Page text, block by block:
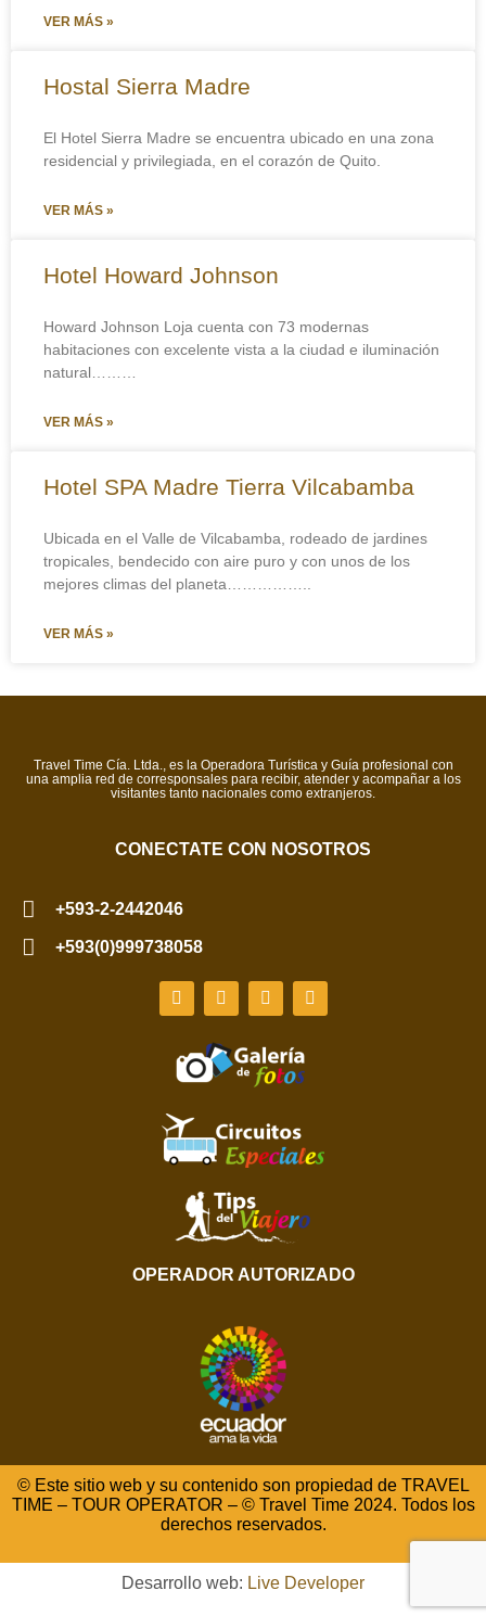
VER MÁS »
Hostal Sierra Madre
El Hotel Sierra Madre se encuentra ubicado en una zona
residencial y privilegiada, en el corazón de Quito.
VER MÁS »
Hotel Howard Johnson
Howard Johnson Loja cuenta con 73 modernas
habitaciones con excelente vista a la ciudad e iluminación
natural………
VER MÁS »
Hotel SPA Madre Tierra Vilcabamba
Ubicada en el Valle de Vilcabamba, rodeado de jardines
tropicales, bendecido con aire puro y con unos de los
mejores climas del planeta……………..
VER MÁS »
Travel Time Cía. Ltda., es la Operadora Turística y Guía profesional con
una amplia red de corresponsales para recibir, atender y acompañar a los
visitantes tanto nacionales como extranjeros.
CONECTATE CON NOSOTROS
+593-2-2442046
+593(0)999738058
OPERADOR AUTORIZADO
© Este sitio web y su contenido son propiedad de TRAVEL
TIME – TOUR OPERATOR – © Travel Time 2024. Todos los
derechos reservados.
Desarrollo web: Live Developer